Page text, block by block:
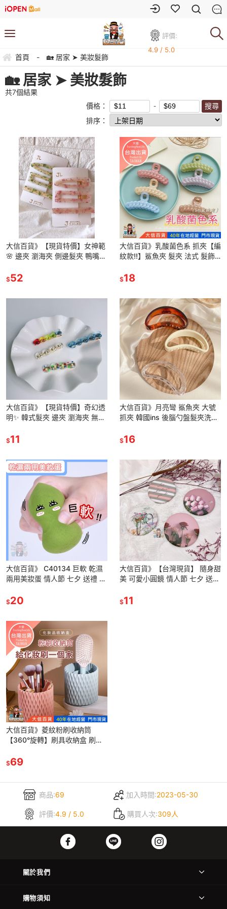
評價:
4.9 / 5.0
首頁 - 🏡 居家 ➤ 美妝髮飾
🏡 居家 ➤ 美妝髮飾
共7個結果
價格：
排序：
大信百貨》【現貨特價】女神範
🌸 邊夾 瀏海夾 側邊髮夾 鴨嘴夾
$52
大信百貨》乳酸菌色系 抓夾【編
紋款!!】鯊魚夾 髮夾 法式 髮飾
叉髮夾 洗澡髮夾
$18
大信百貨》【現貨特價】奇幻透
明✨ 韓式髮夾 邊夾 瀏海夾 無痕
髮飾 頭飾 髮夾
$11
大信百貨》月亮彎 鯊魚夾 大號
抓夾 韓國ins 後腦勺盤髮夾洗澡
氣質方形發抓頭飾
$16
大信百貨》 C40134 巨軟 乾濕
兩用美妝蛋 情人節 七夕 送禮 海
$20
大信百貨》【台灣現貨】 隨身甜
美 可愛小圓鏡 情人節 七夕 送禮
美
$11
大信百貨》菱紋粉刷收納筒
【360°旋轉】刷具收納盒 刷具
刷收納盒 防塵眼影刷
$69
商品:69 加入時間:2023-05-30
評價:4.9 / 5.0 購買人次:309人
關於我們
購物須知